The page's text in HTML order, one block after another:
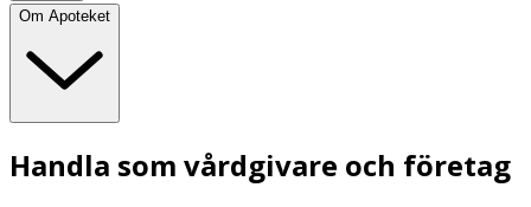
Om Apoteket
Handla som vårdgivare och företag